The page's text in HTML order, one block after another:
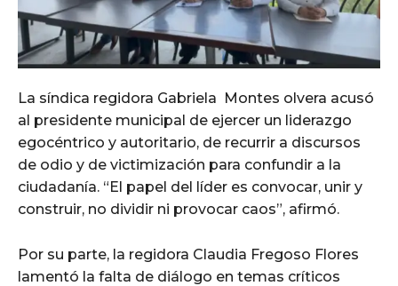
La síndica regidora Gabriela Montes olvera acusó
al presidente municipal de ejercer un liderazgo
egocéntrico y autoritario, de recurrir a discursos
de odio y de victimización para confundir a la
ciudadanía. “El papel del líder es convocar, unir y
construir, no dividir ni provocar caos”, afirmó.
Por su parte, la regidora Claudia Fregoso Flores
lamentó la falta de diálogo en temas críticos